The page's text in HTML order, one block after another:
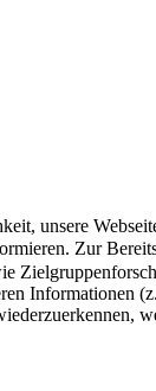
unsere
Zur